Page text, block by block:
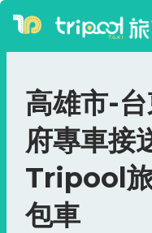
高雄市-
府專車接
Tripool
包車